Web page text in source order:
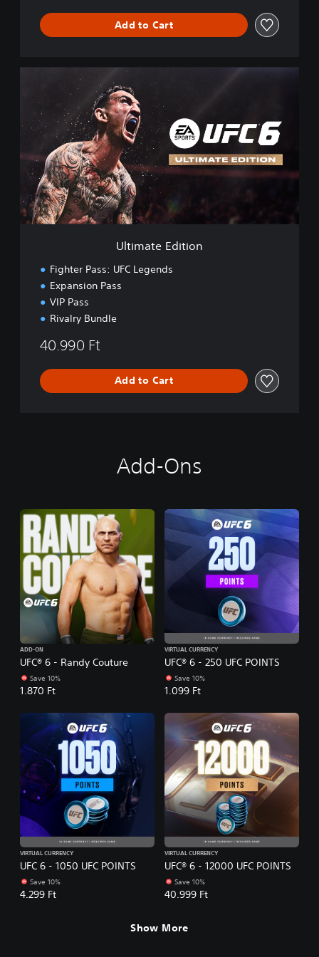
Add to Cart
m
t
d
i
Ultimate Edition
Fighter Pass: UFC Legends
Expansion Pass
VIP Pass
Rivalry Bundle
40.990 Ft
Add to Cart
Add-Ons
UFC® 6 - Randy Couture
ADD-ON
Save 10%
1.870 Ft
UFC® 6 - 250 UFC POINTS
VIRTUAL CURRENCY
Save 10%
1.099 Ft
UFC 6 - 1050 UFC POINTS
VIRTUAL CURRENCY
Save 10%
4.299 Ft
UFC® 6 - 12000 UFC POINTS
VIRTUAL CURRENCY
Save 10%
40.999 Ft
Show More